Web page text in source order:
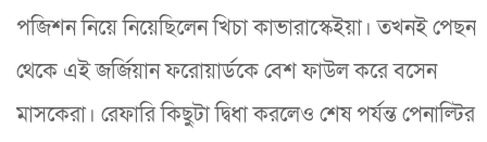
পজিশন নিয়ে নিয়েছিলেন খিচা কাভারাস্কেইয়া। তখনই পেছন
থেকে এই জর্জিয়ান ফরোয়ার্ডকে বেশ ফাউল করে বসেন
মাসকেরা। রেফারি কিছুটা দ্বিধা করলেও শেষ পর্যন্ত পেনাল্টির